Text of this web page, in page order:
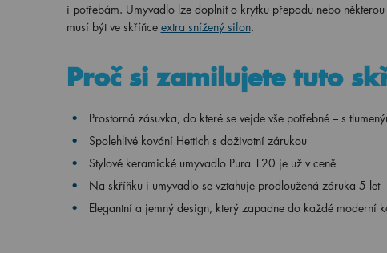
i potřebám. Umyvadlo lze doplnit o krytku přepadu nebo
musí být ve skříňce extra snížený sifon.
Proč si zamilujete tuto
Prostorná zásuvka, do které se vejde vše potřebné – s
Spolehlivé kování Hettich s doživotní zárukou
Stylové keramické umyvadlo Pura 120 je už v ceně
Na skříňku i umyvadlo se vztahuje prodloužená záruka 5 let
Elegantní a jemný design, který zapadne do každé moderní